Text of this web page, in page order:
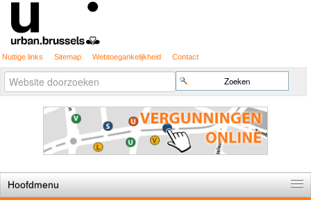
Nuttige links Sitemap Webtoegankelijkheid Contact
Zoek
Geavanceerd
zoeken...
Hoofdmenu